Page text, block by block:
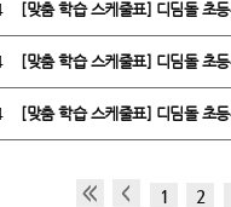
[맞춤 학습 스케줄표] 디딤돌 초
[맞춤 학습 스케줄표] 디딤돌 초
[맞춤 학습 스케줄표] 디딤돌 초
1 2